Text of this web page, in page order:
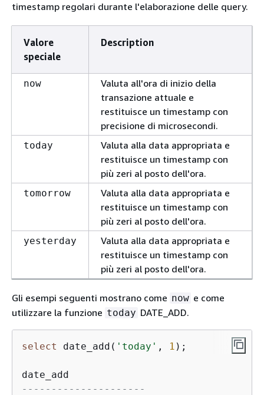
timestamp regolari durante l'elaborazione delle query.
Valore
speciale
Description
now
Valuta all'ora di inizio della
transazione attuale e
restituisce un timestamp con
precisione di microsecondi.
today
Valuta alla data appropriata e
restituisce un timestamp con
più zeri al posto dell'ora.
tomorrow
Valuta alla data appropriata e
restituisce un timestamp con
più zeri al posto dell'ora.
yesterday
Valuta alla data appropriata e
restituisce un timestamp con
più zeri al posto dell'ora.
Gli esempi seguenti mostrano come now e come
utilizzare la funzione today DATE_ADD.
select date_add( 'today' , 1 );
---------------------